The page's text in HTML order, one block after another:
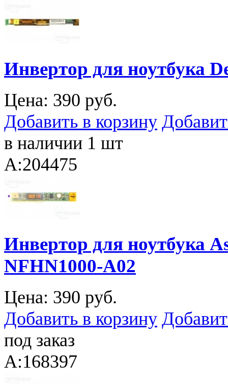
Инвертор для ноутбука
Цена: 390 руб.
Добавить в корзину
в наличии 1 шт
A:204475
Инвертор для ноутбука
NFHN1000-A02
Цена: 390 руб.
Добавить в корзину
под заказ
A:168397